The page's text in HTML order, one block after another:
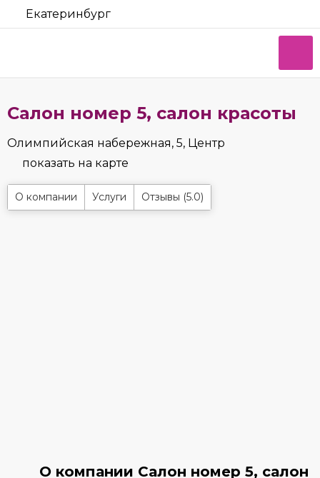
Екатеринбург
Салон номер 5, салон красоты
Олимпийская набережная, 5, Центр
показать на карте
О компании Услуги Отзывы (5.0)
О компании Салон номер 5, салон